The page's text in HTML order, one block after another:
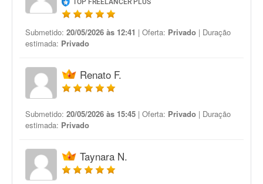
TOP FREELANCER PLUS
Submetido: 20/05/2026 às 12:41 | Oferta: Privado | Duração
estimada: Privado
Renato F.
Submetido: 20/05/2026 às 15:45 | Oferta: Privado | Duração
estimada: Privado
Taynara N.